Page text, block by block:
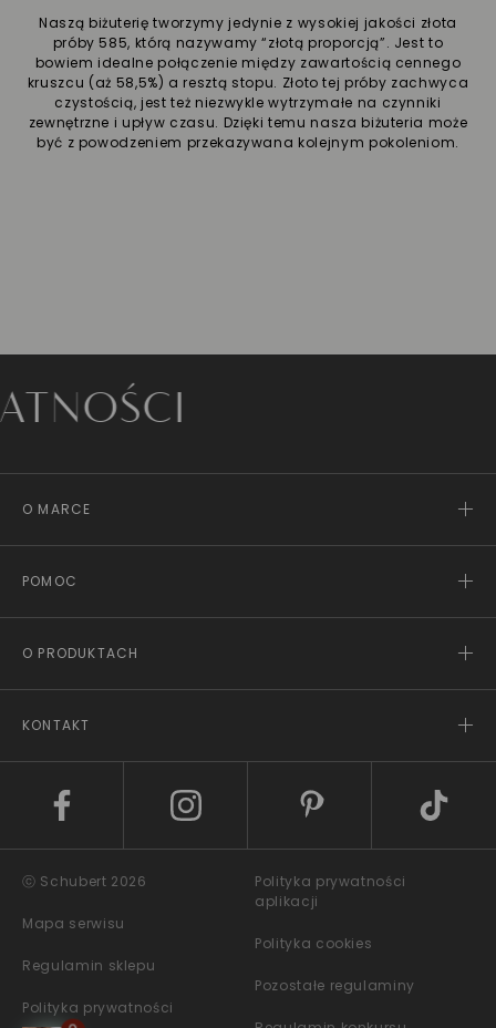
Naszą biżuterię tworzymy jedynie z wysokiej jakości złota
próby 585, którą nazywamy “złotą proporcją”. Jest to
bowiem idealne połączenie między zawartością cennego
kruszcu (aż 58,5%) a resztą stopu. Złoto tej próby zachwyca
czystością, jest też niezwykle wytrzymałe na czynniki
zewnętrzne i upływ czasu. Dzięki temu nasza biżuteria może
być z powodzeniem przekazywana kolejnym pokoleniom.
O MARCE
POMOC
O PRODUKTACH
KONTAKT
ⓒ Schubert 2026
Mapa serwisu
Regulamin sklepu
Polityka prywatności
Polityka prywatności
aplikacji
Polityka cookies
Pozostałe regulaminy